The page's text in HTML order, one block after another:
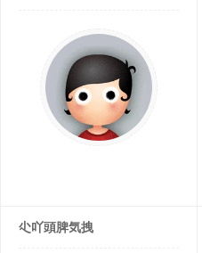
尐吖頭脾気拽